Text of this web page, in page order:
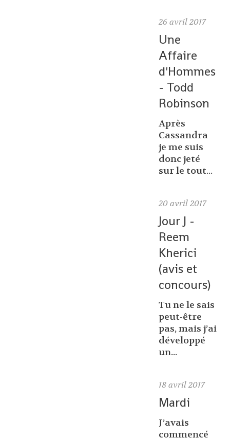
26 avril 2017
Une
Affaire
d'Hommes
- Todd
Robinson
Après
Cassandra
je me suis
donc jeté
sur le tout...
20 avril 2017
Jour J -
Reem
Kherici
(avis et
concours)
Tu ne le sais
peut-être
pas, mais j’ai
développé
un...
18 avril 2017
Mardi
J’avais
commencé